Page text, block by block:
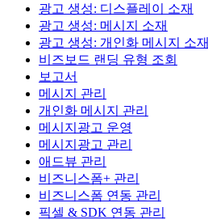
광고 생성: 디스플레이 소재
광고 생성: 메시지 소재
광고 생성: 개인화 메시지 소재
비즈보드 랜딩 유형 조회
보고서
메시지 관리
개인화 메시지 관리
메시지광고 운영
메시지광고 관리
애드뷰 관리
비즈니스폼+ 관리
비즈니스폼 연동 관리
픽셀 & SDK 연동 관리